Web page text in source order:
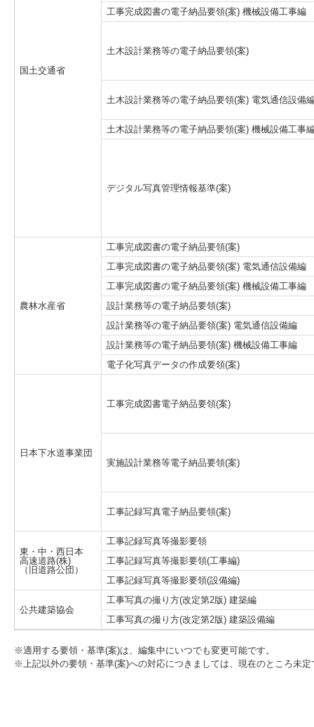
国土交通省
工事完成図書の電子納品要領(案) 機械設備工事編
土木設計業務等の電子納品要領(案)
土木設計業務等の電子納品要領(案) 電気通信設備
土木設計業務等の電子納品要領(案) 機械設備工事
デジタル写真管理情報基準(案)
農林水産省
工事完成図書の電子納品要領(案)
工事完成図書の電子納品要領(案) 電気通信設備編
工事完成図書の電子納品要領(案) 機械設備工事編
設計業務等の電子納品要領(案)
設計業務等の電子納品要領(案) 電気通信設備編
設計業務等の電子納品要領(案) 機械設備工事編
電子化写真データの作成要領(案)
日本下水道事業団
工事完成図書電子納品要領(案)
実施設計業務等電子納品要領(案)
工事記録写真電子納品要領(案)
東・中・西日本
高速道路(株)
（旧道路公団）
工事記録写真等撮影要領
工事記録写真等撮影要領(工事編)
工事記録写真等撮影要領(設備編)
公共建築協会
工事写真の撮り方(改定第2版) 建築編
工事写真の撮り方(改定第2版) 建築設備編
※適用する要領・基準(案)は、編集中にいつでも変更可能です。
※上記以外の要領・基準(案)への対応につきましては、現在のところ未定